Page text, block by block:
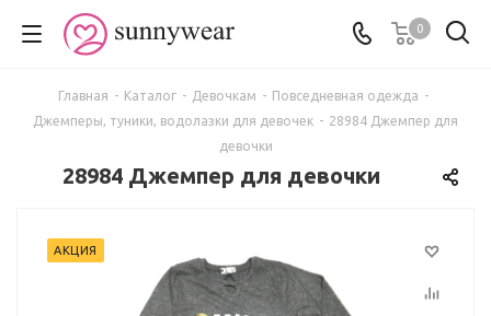
0
Главная - Каталог - Девочкам - Повседневная одежда -
Джемперы, туники, водолазки для девочек - 28984 Джемпер для
девочки
28984 Джемпер для девочки
АКЦИЯ